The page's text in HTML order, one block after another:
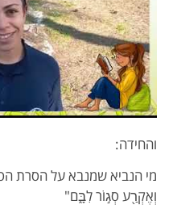
והחידה:
מי הנביא שמנבא על הסרת
וְאֶקְרַ֖ע סְג֣וֹר לִבָּ֑ם"